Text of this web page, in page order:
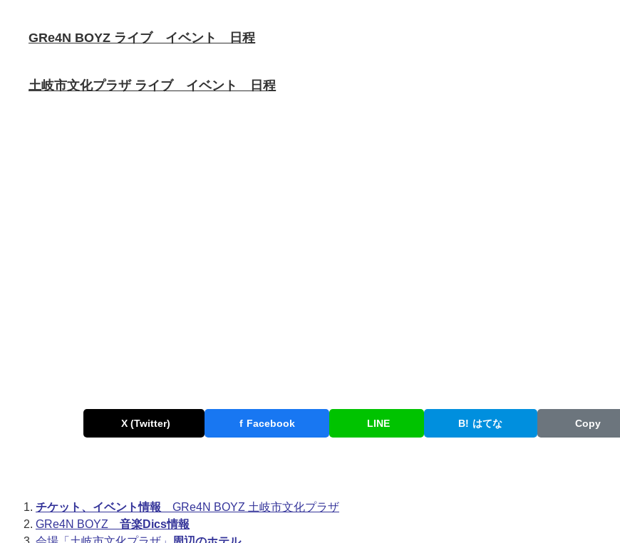
GRe4N BOYZ ライブ イベント 日程
土岐市文化プラザ ライブ イベント 日程
X (Twitter) f Facebook LINE B! はてな Copy
チケット、イベント情報 GRe4N BOYZ 土岐市文化プラザ
GRe4N BOYZ 音楽Dics情報